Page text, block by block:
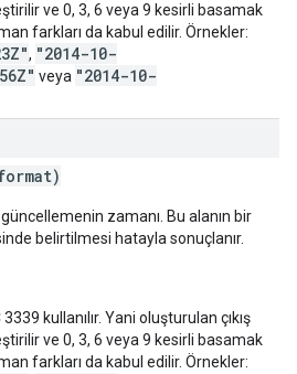
ve 0, 3, 6 veya 9 kesirli basamak
farkları da kabul edilir. Örnekler:
, "2014-10-
veya "2014-10-
zamanı. Bu alanın bir
belirtilmesi hatayla sonuçlanır.
kullanılır. Yani oluşturulan çıkış
ve 0, 3, 6 veya 9 kesirli basamak
farkları da kabul edilir. Örnekler: